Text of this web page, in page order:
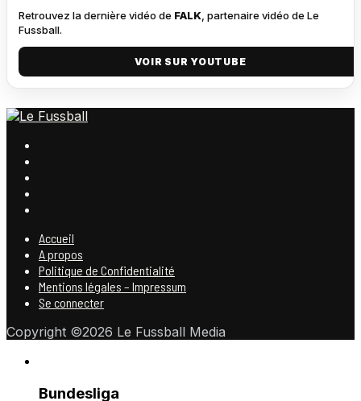
Retrouvez la dernière vidéo de FALK , partenaire vidéo de Le
Fussball.
VOIR SUR YOUTUBE
Accueil
A propos
Politique de Confidentialité
Mentions légales – Impressum
Se connecter
Copyright ©2026 Le Fussball Media
Bundesliga